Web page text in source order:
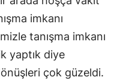
imkanı
tanışma imkanı
yaptık diye
çok güzeldi.